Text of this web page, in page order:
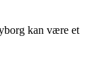
kan være et